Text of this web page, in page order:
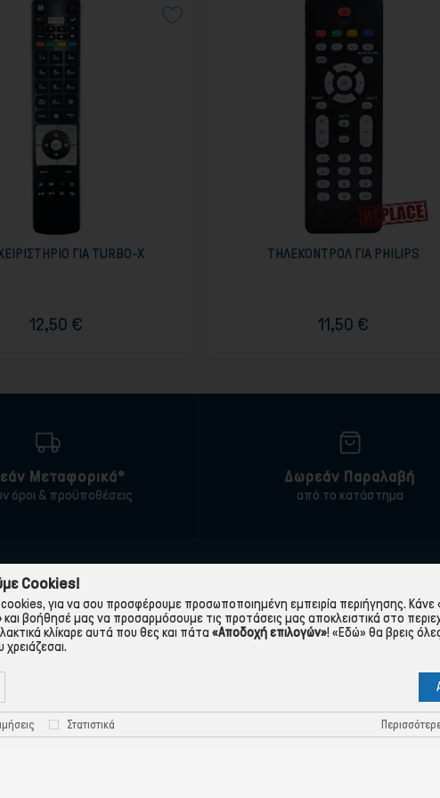
ΓΙΑ TURBO-X
12,50 €
ΤΗΛΕΚΟΝΤΡΟΛ ΓΙΑ PHILIPS
11,50 €
Μεταφορικά*
όροι & προϋποθέσεις
Δωρεάν Παραλαβή
από το κατάστημα
εταιρεία
Χρήσης
Πληρωμής-Τράπεζες
Τρόποι Παραγγελίας
Πολιτική Απορρήτου
Προστασία Προσωπικών
Cookies!
για να σου προσφέρουμε προσωποποιημένη εμπειρία περιήγησης. Κάνε
και βοήθησέ μας να προσαρμόσουμε τις προτάσεις μας αποκλειστικά στο
κλίκαρε αυτά που θες και πάτα «Αποδοχή επιλογών»! «Εδώ» θα βρεις
Στατιστικά